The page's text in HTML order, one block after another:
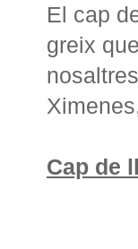
El cap
greix
Cap de